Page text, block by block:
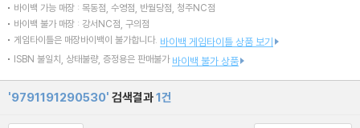
바이백 가능 매장 : 목동점, 수영점, 반월당점, 청주NC점
바이백 불가 매장 : 강서NC점, 구의점
게임타이틀은 매장바이백이 불가합니다. 바이백 게임타이틀 상품 보기
ISBN 불일치, 상태불량, 증정용은 판매불가 바이백 불가 상품
'9791191290530' 검색결과1건